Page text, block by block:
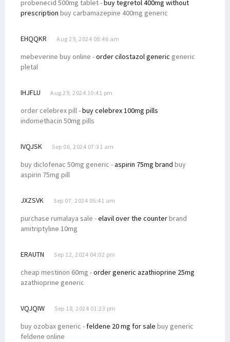
probenecid 500mg tablet -buy tegretol 400mg without
prescription buy carbamazepine 400mg generic
EHQQKR Aug 29, 2024 08:46 am
mebeverine buy online -order cilostazol generic generic
pletal
IHJFLU Aug 29, 2024 10:41 pm
order celebrex pill -buy celebrex 100mg pills
indomethacin 50mg pills
IVQJSK Sep 06, 2024 07:31 am
buy diclofenac 50mg generic -aspirin 75mg brand buy
aspirin 75mg pill
JXZSVK Sep 07, 2024 05:41 am
purchase rumalaya sale -elavil over the counterbrand
amitriptyline 10mg
ERAUTN Sep 12, 2024 04:02 pm
cheap mestinon 60mg -order generic azathioprine 25mg
azathioprine generic
VQJQIW Sep 18, 2024 01:23 pm
buy ozobax generic - feldene 20 mg for sale buy generic
feldene online